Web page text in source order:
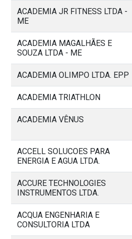
ACADEMIA JR FITNESS LTDA -
ME
ACADEMIA MAGALHÃES E
SOUZA LTDA - ME
ACADEMIA OLIMPO LTDA. EPP
ACADEMIA TRIATHLON
ACADEMIA VÊNUS
ACCELL SOLUCOES PARA
ENERGIA E AGUA LTDA.
ACCURE TECHNOLOGIES
INSTRUMENTOS LTDA.
ACQUA ENGENHARIA E
CONSULTORIA LTDA